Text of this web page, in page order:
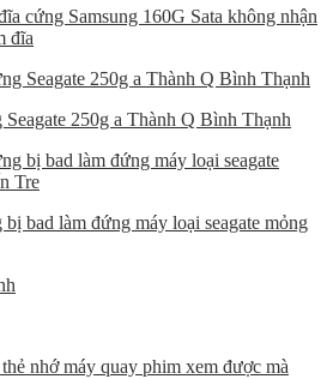
cứng Samsung 160G Sata không nhận
đĩa
250g a Thành Q Bình Thạnh
bad làm đứng máy loại seagate mỏng